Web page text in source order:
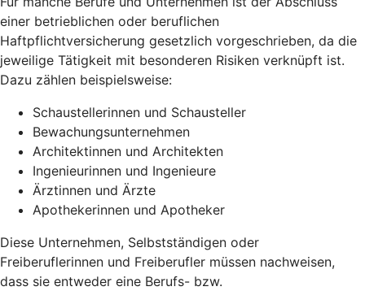
einer betrieblichen oder beruflichen
Haftpflichtversicherung gesetzlich vorgeschrieben, da die
jeweilige Tätigkeit mit besonderen Risiken verknüpft ist.
Dazu zählen beispielsweise:
Schaustellerinnen und Schausteller
Bewachungsunternehmen
Architektinnen und Architekten
Ingenieurinnen und Ingenieure
Ärztinnen und Ärzte
Apothekerinnen und Apotheker
Diese Unternehmen, Selbstständigen oder
Freiberuflerinnen und Freiberufler müssen nachweisen,
dass sie entweder eine Berufs- bzw.